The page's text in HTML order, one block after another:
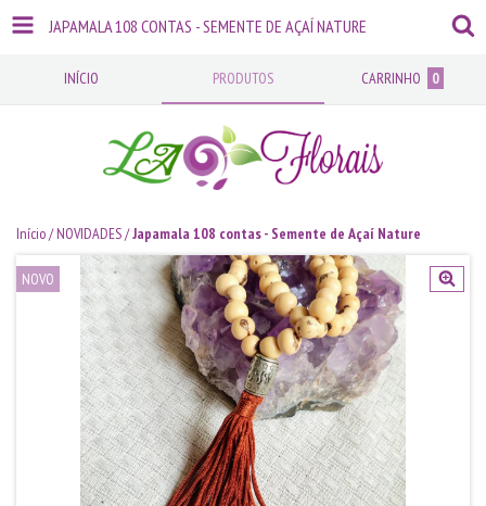
JAPAMALA 108 CONTAS - SEMENTE DE AÇAÍ NATURE
INÍCIO PRODUTOS CARRINHO 0
Início/ NOVIDADES/Japamala 108 contas - Semente de Açaí Nature
NOVO